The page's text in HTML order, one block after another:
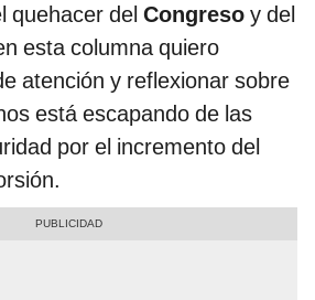
quehacer del Congreso y del
esta columna quiero
atención y reflexionar sobre
está escapando de las
por el incremento del